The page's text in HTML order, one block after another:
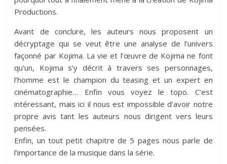
Productions.
Avant de conclure, les auteurs nous proposent un
décryptage qui se veut être une analyse de l’univers
façonné par Kojima. La vie et l’œuvre de Kojima ne font
qu’un, Kojima s’y décrit à travers ses personnages,
l’homme est le champion du teasing et un expert en
cinématographie… Enfin vous voyez le topo. C’est
intéressant, mais ici il nous est impossible d’avoir notre
propre avis tant les auteurs nous dirigent vers leurs
pensées.
Enfin, un tout petit chapitre de 5 pages nous parle de
l’importance de la musique dans la série.